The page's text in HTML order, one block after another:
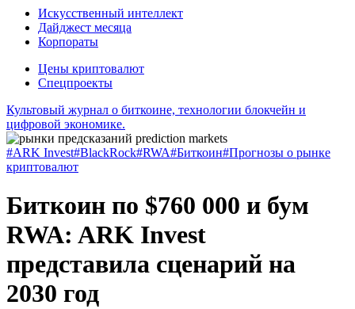
Искусственный интеллект
Дайджест месяца
Корпораты
Цены криптовалют
Спецпроекты
Культовый журнал о биткоине, технологии блокчейн и
цифровой экономике.
#ARK Invest#BlackRock#RWA#Биткоин#Прогнозы о рынке
криптовалют
Биткоин по $760 000 и бум
RWA: ARK Invest
представила сценарий на
2030 год